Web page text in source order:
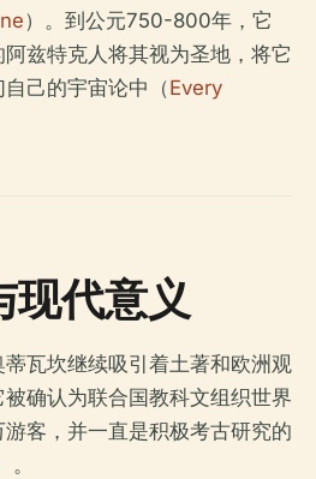
）。到公元750-800年，它
兹特克人将其视为圣地，将它
己的宇宙论中（Every
现代意义
瓦坎继续吸引着土著和欧洲观
确认为联合国教科文组织世界
客，并一直是积极考古研究的
。